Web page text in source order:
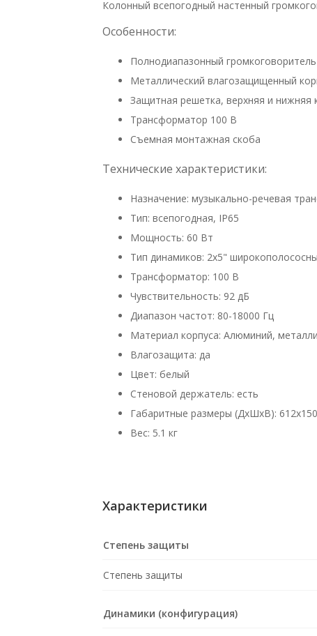
Колонный всепогодный настенный
Особенности:
Полнодиапазонный
Металлический влагозащищенный
Защитная решетка, верхняя и нижняя
Трансформатор 100 В
Съемная монтажная скоба
Технические характеристики:
Назначение: музыкально-речевая
Тип: всепогодная, IP65
Мощность: 60 Вт
Тип динамиков: 2x5"
Трансформатор: 100 В
Чувствительность: 92 дБ
Диапазон частот: 80-18000 Гц
Материал корпуса: Алюминий,
Влагозащита: да
Цвет: белый
Стеновой держатель: есть
Габаритные размеры (ДхШхВ):
Вес: 5.1 кг
Характеристики
Степень защиты
Степень защиты
Динамики (конфигурация)